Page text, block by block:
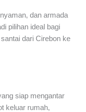
dan armada
pilihan ideal bagi
dari Cirebon ke
siap mengantar
keluar rumah,